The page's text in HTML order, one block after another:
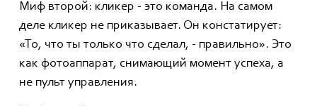
Миф второй: кликер - это команда. На самом
деле кликер не приказывает. Он констатирует:
«То, что ты только что сделал, - правильно». Это
как фотоаппарат, снимающий момент успеха, а
не пульт управления.